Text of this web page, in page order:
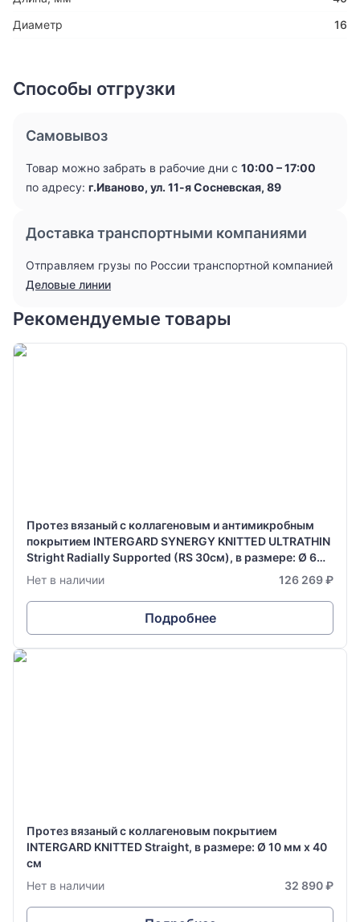
Диаметр
16
Способы отгрузки
Самовывоз
Товар можно забрать в рабочие дни с 10:00 – 17:00
по адресу: г.Иваново, ул. 11-я Сосневская, 89
Доставка транспортными компаниями
Отправляем грузы по России транспортной компанией
Деловые линии
Рекомендуемые товары
Протез вязаный с коллагеновым и антимикробным
покрытием INTERGARD SYNERGY KNITTED ULTRATHIN
Stright Radially Supported (RS 30см), в размере: Ø 6
мм х 70 см
Нет в наличии 126 269 ₽
Подробнее
Протез вязаный с коллагеновым покрытием
INTERGARD KNITTED Straight, в размере: Ø 10 мм х 40
см
Нет в наличии
32 890 ₽